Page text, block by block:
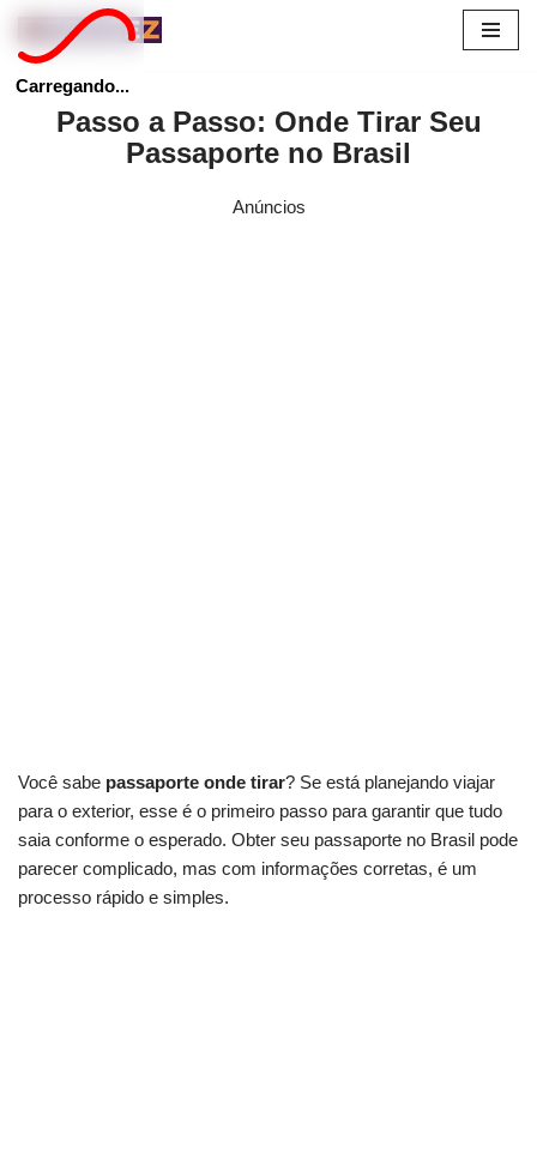
Carregando...
Pular
para
Passo a Passo: Onde Tirar Seu
Passaporte no Brasil
Anúncios
Você sabe passaporte onde tirar? Se está planejando viajar
para o exterior, esse é o primeiro passo para garantir que tudo
saia conforme o esperado. Obter seu passaporte no Brasil pode
parecer complicado, mas com informações corretas, é um
processo rápido e simples.